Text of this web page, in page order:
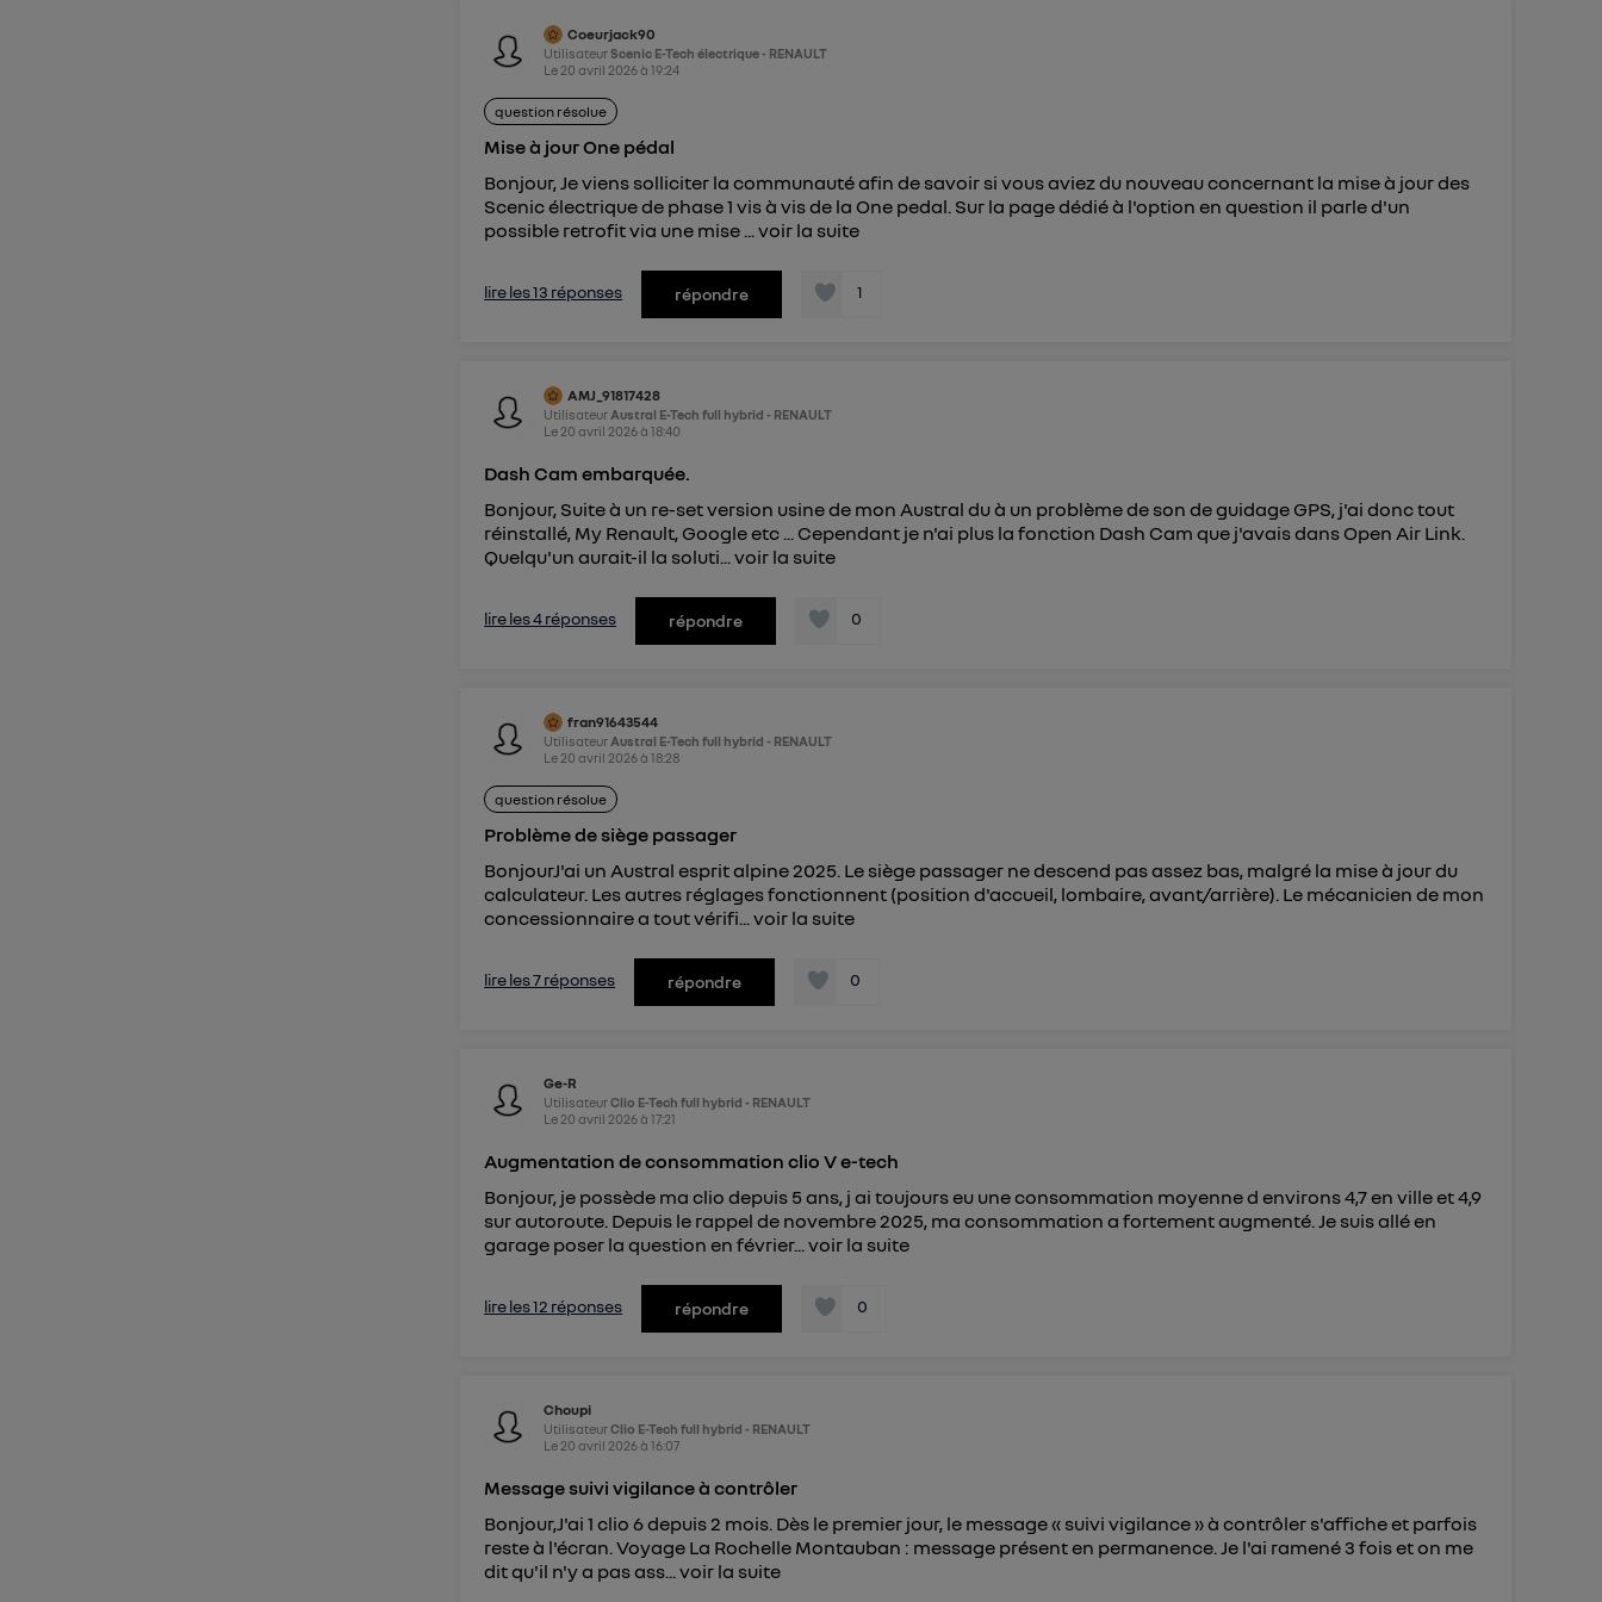
Coeurjack90
UtilisateurScenic E-Tech électrique - RENAULT
Le 20 avril 2026à19:24
question résolue
Mise à jour One pédal
Bonjour, Je viens solliciter la communauté afin de savoir si vous aviez du nouveau concernant la mise à jour des
Scenic électrique de phase 1 vis à vis de la One pedal. Sur la page dédié à l'option en question il parle d'un
possible retrofit via une mise ...voir la suite
lire les 13 réponses répondre 1
AMJ_91817428
Utilisateur Austral E-Tech full hybrid - RENAULT
Le 20 avril 2026à18:40
Dash Cam embarquée.
Bonjour, Suite à un re-set version usine de mon Austral du à un problème de son de guidage GPS, j'ai donc tout
réinstallé, My Renault, Google etc ... Cependant je n'ai plus la fonction Dash Cam que j'avais dans Open Air Link.
Quelqu'un aurait-il la soluti...voir la suite
lire les 4 réponses répondre 0
fran91643544
Utilisateur Austral E-Tech full hybrid - RENAULT
Le 20 avril 2026à18:28
question résolue
Problème de siège passager
BonjourJ'ai un Austral esprit alpine 2025. Le siège passager ne descend pas assez bas, malgré la mise à jour du
calculateur. Les autres réglages fonctionnent (position d'accueil, lombaire, avant/arrière). Le mécanicien de mon
concessionnaire a tout vérifi...voir la suite
lire les 7 réponses répondre 0
Ge-R
UtilisateurClio E-Tech full hybrid - RENAULT
Le 20 avril 2026à17:21
Augmentation de consommation clio V e-tech
Bonjour, je possède ma clio depuis 5 ans, j ai toujours eu une consommation moyenne d environs 4,7 en ville et 4,9
sur autoroute. Depuis le rappel de novembre 2025, ma consommation a fortement augmenté. Je suis allé en
garage poser la question en février...voir la suite
lire les 12 réponses répondre 0
Choupi
UtilisateurClio E-Tech full hybrid - RENAULT
Le 20 avril 2026à16:07
Message suivi vigilance à contrôler
Bonjour,J'ai 1 clio 6 depuis 2 mois. Dès le premier jour, le message « suivi vigilance » à contrôler s'affiche et parfois
reste à l'écran. Voyage La Rochelle Montauban : message présent en permanence. Je l'ai ramené 3 fois et on me
dit qu'il n'y a pas ass...voir la suite
") ou via la page « gérer Utiq » en bas de ce site. Pour plus
d'informations, veuillez consulter